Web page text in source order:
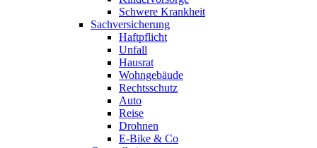
Schwere Krankheit
Sachversicherung
Haftpflicht
Unfall
Hausrat
Wohngebäude
Rechtsschutz
Auto
Reise
Drohnen
E-Bike & Co